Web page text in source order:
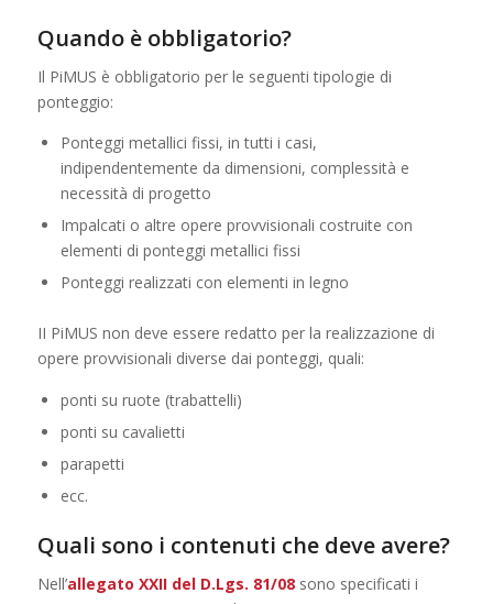
Quando è obbligatorio?
Il PiMUS è obbligatorio per le seguenti tipologie di
ponteggio:
Ponteggi metallici fissi, in tutti i casi,
indipendentemente da dimensioni, complessità e
necessità di progetto
Impalcati o altre opere provvisionali costruite con
elementi di ponteggi metallici fissi
Ponteggi realizzati con elementi in legno
II PiMUS non deve essere redatto per la realizzazione di
opere provvisionali diverse dai ponteggi, quali:
ponti su ruote (trabattelli)
ponti su cavalietti
parapetti
ecc.
Quali sono i contenuti che deve avere?
Nell’allegato XXII del D.Lgs. 81/08 sono specificati i